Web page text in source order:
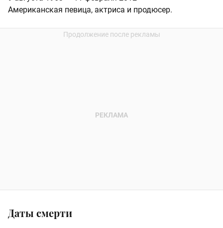
Американская певица, актриса и продюсер.
Даты смерти